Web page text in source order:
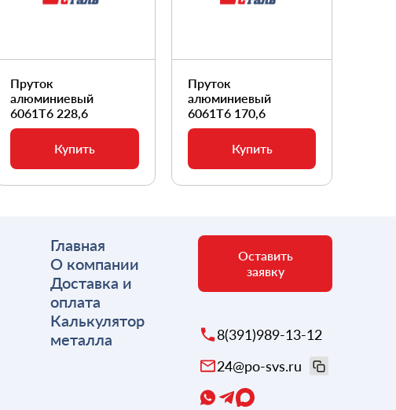
Пруток
алюминиевый
6061Т6 228,6
Купить
Пруток
алюминиевый
6061Т6 170,6
Купить
Главная
О компании
Доставка и
оплата
Калькулятор
металла
Оставить
заявку
8(391)989-13-12
24@po-svs.ru